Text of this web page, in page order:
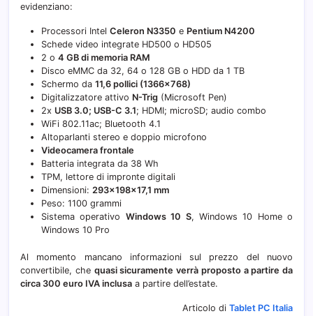
evidenziano:
Processori Intel Celeron N3350 e Pentium N4200
Schede video integrate HD500 o HD505
2 o 4 GB di memoria RAM
Disco eMMC da 32, 64 o 128 GB o HDD da 1 TB
Schermo da 11,6 pollici (1366×768)
Digitalizzatore attivo N-Trig (Microsoft Pen)
2x USB 3.0; USB-C 3.1; HDMI; microSD; audio combo
WiFi 802.11ac; Bluetooth 4.1
Altoparlanti stereo e doppio microfono
Videocamera frontale
Batteria integrata da 38 Wh
TPM, lettore di impronte digitali
Dimensioni: 293×198×17,1 mm
Peso: 1100 grammi
Sistema operativo Windows 10 S, Windows 10 Home o
Windows 10 Pro
Al momento mancano informazioni sul prezzo del nuovo
convertibile, che quasi sicuramente verrà proposto a partire da
circa 300 euro IVA inclusa a partire dell’estate.
Articolo di Tablet PC Italia